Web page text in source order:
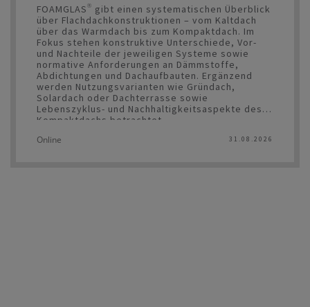
FOAMGLAS® gibt einen systematischen Überblick
über Flachdachkonstruktionen – vom Kaltdach
über das Warmdach bis zum Kompaktdach. Im
Fokus stehen konstruktive Unterschiede, Vor-
und Nachteile der jeweiligen Systeme sowie
normative Anforderungen an Dämmstoffe,
Abdichtungen und Dachaufbauten. Ergänzend
werden Nutzungsvarianten wie Gründach,
Solardach oder Dachterrasse sowie
Lebenszyklus- und Nachhaltigkeitsaspekte des
Kompaktdachs betrachtet.
Die Symposien werden von den meisten
Online 31.08.2026